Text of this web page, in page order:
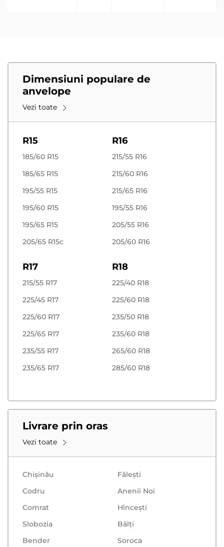
Dimensiuni populare de
anvelope
Vezi toate
R15
185/60 R15
185/65 R15
195/55 R15
195/60 R15
195/65 R15
205/65 R15c
R16
215/55 R16
215/60 R16
215/65 R16
195/55 R16
205/55 R16
205/60 R16
R17
215/55 R17
225/45 R17
225/60 R17
225/65 R17
235/55 R17
235/65 R17
R18
225/40 R18
225/60 R18
235/50 R18
235/60 R18
265/60 R18
285/60 R18
Livrare prin oras
Vezi toate
Chișinău
Făleşti
Codru
Anenii Noi
Comrat
Hînceşti
Slobozia
Bălţi
Bender
Soroca